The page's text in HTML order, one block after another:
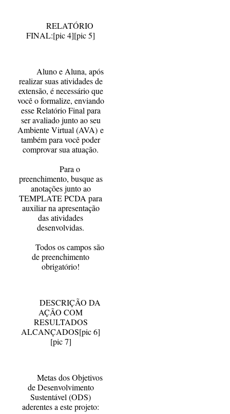
RELATÓRIO
FINAL:[pic 4][pic 5]
Aluno e Aluna, após
realizar suas atividades de
extensão, é necessário que
você o formalize, enviando
esse Relatório Final para
ser avaliado junto ao seu
Ambiente Virtual (AVA) e
também para você poder
comprovar sua atuação.
Para o
preenchimento, busque as
anotações junto ao
TEMPLATE PCDA para
auxiliar na apresentação
das atividades
desenvolvidas.
Todos os campos são
de preenchimento
obrigatório!
DESCRIÇÃO DA
AÇÃO COM
RESULTADOS
ALCANÇADOS[pic 6]
[pic 7]
Metas dos Objetivos
de Desenvolvimento
Sustentável (ODS)
aderentes a este projeto: